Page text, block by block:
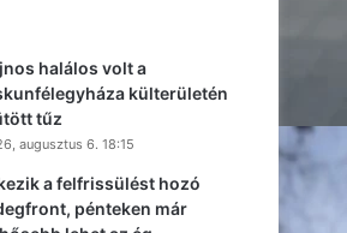
halálos volt a
külterületén
tűz
augusztus 6. 18:15
a felfrissülést hozó
pénteken már